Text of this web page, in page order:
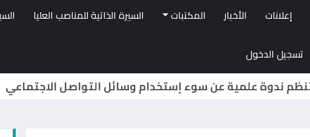
إعلانات الأخبار المكتبات السيرة الذاتية للمناصب العليا
تسجيل الدخول
مدير عام النقل البري يستقبل عدداً من الموظفين والمراجعين.